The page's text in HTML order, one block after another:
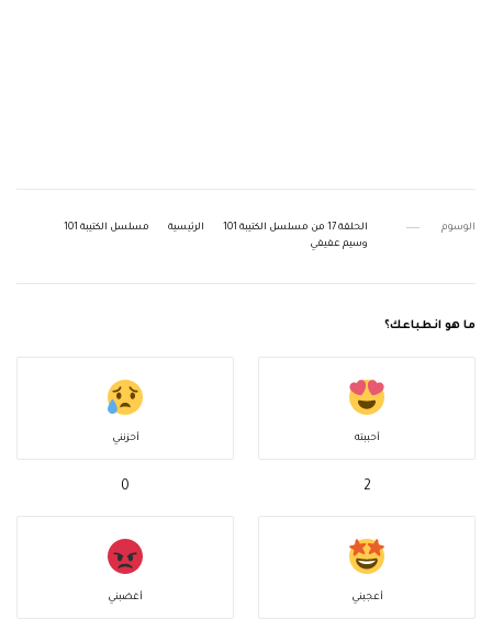
الوسوم الحلقة 17 من مسلسل الكتيبة 101 الرئيسية
مسلسل الكتيبة 101
وسيم عفيفي
ما هو انطباعك؟
أحببته
2
أحزنني
0
أعجبني أغضبني